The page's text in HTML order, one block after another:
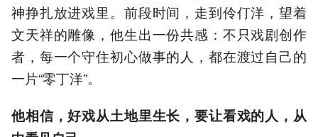
神挣扎放进戏里。前段时间，走到伶仃洋，望着
文天祥的雕像，他生出一份共感：不只戏剧创作
者，每一个守住初心做事的人，都在渡过自己的
一片“零丁洋”。
他相信，好戏从土地里生长，要让看戏的人，从